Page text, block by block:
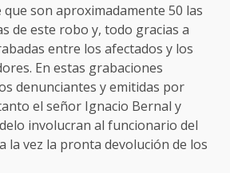
son aproximadamente 50 las
de este robo y, todo gracias a
entre los afectados y los
En estas grabaciones
denunciantes y emitidas por
el señor Ignacio Bernal y
involucran al funcionario del
la vez la pronta devolución de los